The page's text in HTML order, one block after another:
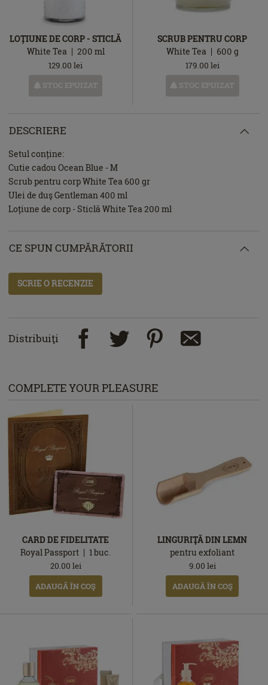
LOȚIUNE DE CORP - STICLĂ
White Tea
200 ml
129.00 lei
STOC EPUIZAT
SCRUB PENTRU CORP
White Tea
600 g
179.00 lei
STOC EPUIZAT
DESCRIERE
Setul conține:
Cutie cadou Ocean Blue - M
Scrub pentru corp White Tea 600 gr
Ulei de duş Gentleman 400 ml
Loțiune de corp - Sticlă White Tea 200 ml
CE SPUN CUMPĂRĂTORII
SCRIE O RECENZIE
Distribuiţi
COMPLETE YOUR PLEASURE
CARD DE FIDELITATE
Royal Passport
1buc.
20.00 lei
ADAUGĂ ÎN COŞ
LINGURIŢĂ DIN LEMN
pentru exfoliant
9.00 lei
ADAUGĂ ÎN COŞ